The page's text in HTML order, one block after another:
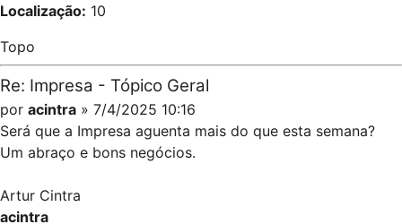
Localização: 10
Topo
Re: Impresa - Tópico Geral
por acintra » 7/4/2025 10:16
Será que a Impresa aguenta mais do que esta semana?
Um abraço e bons negócios.
Artur Cintra
acintra